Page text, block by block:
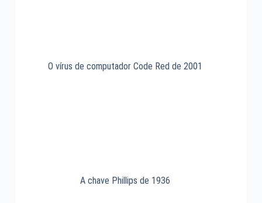
O vírus de computador Code Red de 2001
A chave Phillips de 1936